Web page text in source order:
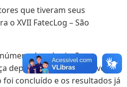
que tiveram seus
o XVII FatecLog – São
de submissões e
depositada em nosso evento.
foi concluído e os resultados já